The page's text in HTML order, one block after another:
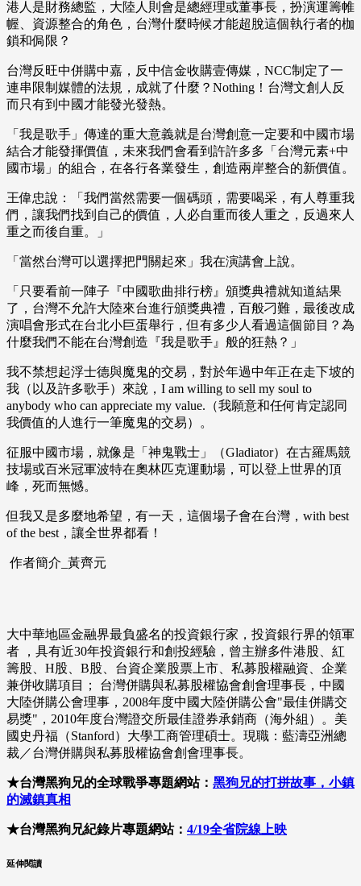
港人是財務總監，大陸人則會是總經理或董事長，扮演運籌帷
幄、資源整合的角色，台灣什麼時候才能超脫這個執行者的枷
鎖和侷限？
台灣反旺中併購中嘉，反中信金收購壹傳媒，NCC制定了一
連串限制媒體的法規，成就了什麼？Nothing！台灣文創人反
而只有到中國才能發光發熱。
「我是歌手」傳達的重大意義就是台灣創意一定要和中國市場
結合才能發揮價值，未來我們會看到許許多多「台灣元素+中
國市場」的組合，在各行各業發生，創造兩岸整合的新價值。
王偉忠說：「我們當然需要一個碼頭，需要喝采，有人尊重我
們，讓我們找到自己的價值，人必自重而後人重之，反過來人
重之而後自重。」
「當然台灣可以選擇把門關起來」我在演講會上說。
「只要看前一陣子『中國歌曲排行榜』頒獎典禮就知道結果
了，台灣不允許大陸來台進行頒獎典禮，百般刁難，最後改成
演唱會形式在台北小巨蛋舉行，但有多少人看過這個節目？為
什麼我們不能在台灣創造『我是歌手』般的狂熱？」
我不禁想起浮士德與魔鬼的交易，對於年過中年正在走下坡的
我（以及許多歌手）來說，I am willing to sell my soul to
anybody who can appreciate my value.（我願意和任何肯定認同
我價值的人進行一筆魔鬼的交易）。
征服中國市場，就像是「神鬼戰士」（Gladiator）在古羅馬競
技場或百米冠軍波特在奧林匹克運動場，可以登上世界的頂
峰，死而無憾。
但我又是多麼地希望，有一天，這個場子會在台灣，with best
of the best，讓全世界都看！
作者簡介_黃齊元
大中華地區金融界最負盛名的投資銀行家，投資銀行界的領軍
者 ，具有近30年投資銀行和創投經驗，曾主辦多件港股、紅
籌股、H股、B股、台資企業股票上市、私募股權融資、企業
兼併收購項目； 台灣併購與私募股權協會創會理事長，中國
大陸併購公會理事，2008年度中國大陸併購公會"最佳併購交
易獎"，2010年度台灣證交所最佳證券承銷商（海外組）。美
國史丹福（Stanford）大學工商管理碩士。現職：藍濤亞洲總
裁／台灣併購與私募股權協會創會理事長。
★台灣黑狗兄的全球戰爭專題網站： 黑狗兄的打拼故事，小鎮
的滅鎮真相
★台灣黑狗兄紀錄片專題網站： 4/19全省院線上映
延伸閱讀